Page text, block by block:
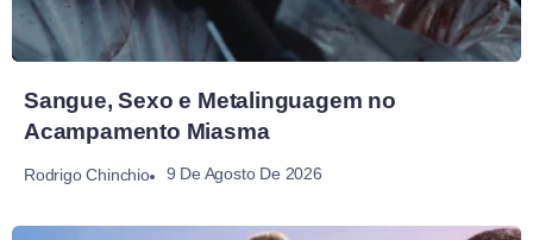
Sangue, Sexo e Metalinguagem no
Acampamento Miasma
Rodrigo Chinchio 9 De Agosto De 2026